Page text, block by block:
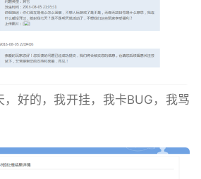
，好的，我开挂，我卡BUG，我骂